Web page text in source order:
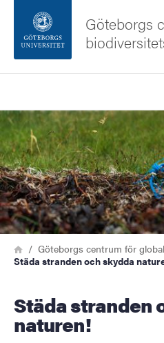
Sidfoten
Om webbplatsen
Göteborgs
Bild
Länkstig
HemGöteborgs centrum för
Städa stranden och skydda
Städa stranden och skydda
naturen!